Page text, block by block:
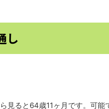
し
見ると64歳11ヶ月です。可能